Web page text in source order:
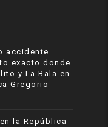
accidente
exacto donde
y La Bala en
Gregorio
la República